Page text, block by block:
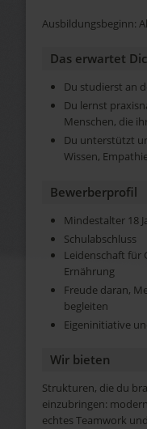
Ausbildungsbeginn:
Das erwartet
Du studierst an
Du lernst
Menschen, die
Du unterstützt
Wissen,
Bewerberprofil
Mindestalter 18
Schulabschluss
Leidenschaft für
Ernährung
Freude daran,
begleiten
Eigeninitiative
Wir bieten
Strukturen, die du
einzubringen:
echtes Teamwork